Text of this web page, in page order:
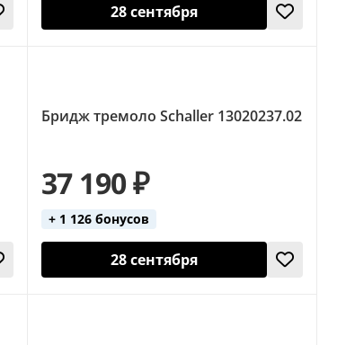
28 сентября
Бридж тремоло Schaller 13020237.02
37 190 ₽
+ 1 126 бонусов
28 сентября